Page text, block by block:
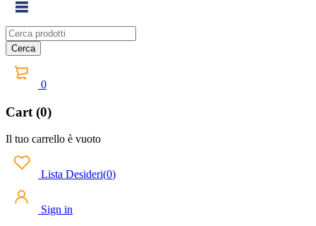
0
Cart (0)
Il tuo carrello è vuoto
Lista Desideri(0)
Sign in